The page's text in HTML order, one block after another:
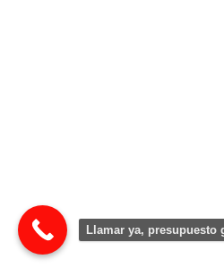
Llamar ya, presupuesto